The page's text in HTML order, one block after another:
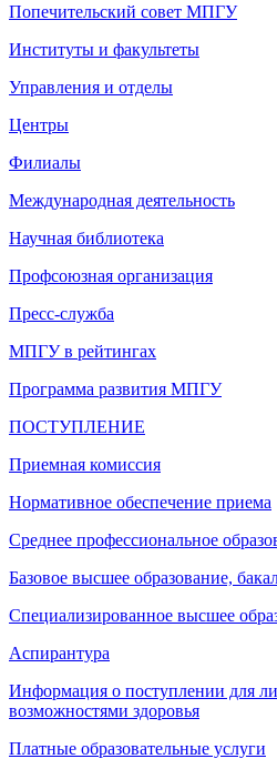
Попечительский совет МПГУ
Институты и факультеты
Управления и отделы
Центры
Филиалы
Международная деятельность
Научная библиотека
Профсоюзная организация
Пресс-служба
МПГУ в рейтингах
Программа развития МПГУ
ПОСТУПЛЕНИЕ
Приемная комиссия
Нормативное обеспечение приема
Среднее профессиональное
Базовое высшее образование,
Специализированное высшее
Аспирантура
Информация о поступлении для
возможностями здоровья
Платные образовательные услуги